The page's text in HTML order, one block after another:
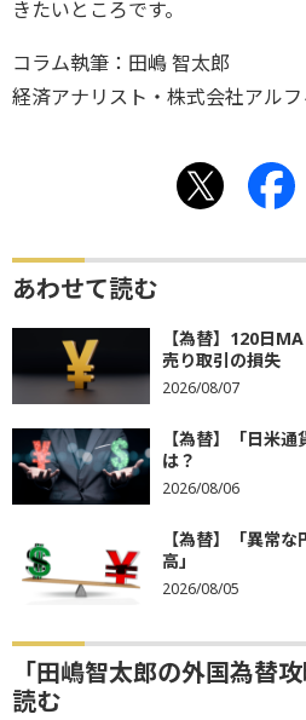
きたいところです。
コラム執筆：田嶋 智太郎
経済アナリスト・株式会社アル
あわせて読む
【為替】120日
売り取引の損失
2026/08/07
【為替】「日米
は？
2026/08/06
【為替】「異常
高」
2026/08/05
「田嶋智太郎の外国為替
読む